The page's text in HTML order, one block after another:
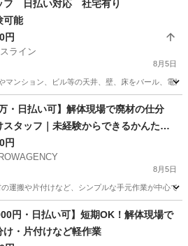
ッフ 日払い対応 社宅有り
能
円
ライン
8月5日
マンション、ビル等の天井、壁、床をバール、電
スタッフ
・日払い可】解体現場で廃材の仕分
スタッフ｜未経験からできるかんたん
円
8月5日
運搬や片付けなど、シンプルな手元作業が中心で
円・日払い可】短期OK！解体現場で
け・片付けなど軽作業